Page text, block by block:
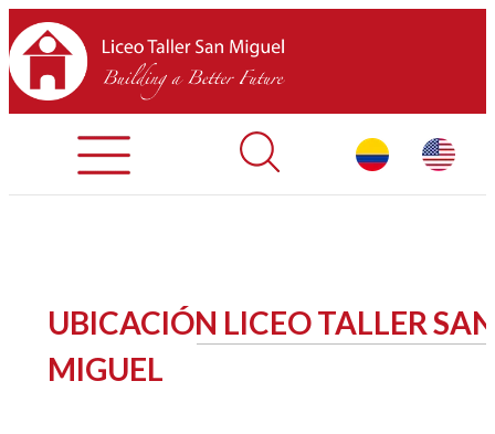
INICIO
UBICACIÓN LICEO TALLER SAN
MIGUEL